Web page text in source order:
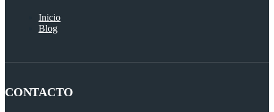
Inicio
Blog
CONTACTO